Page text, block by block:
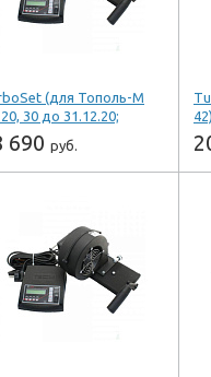
(для Тополь-М
20, 30 до 31.12.20;
14, 20.)
690 руб.
+ шт
в 1 клик
ZOTA
42)
-